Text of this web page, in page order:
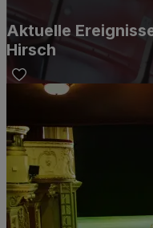
Aktuelle
Hirsch